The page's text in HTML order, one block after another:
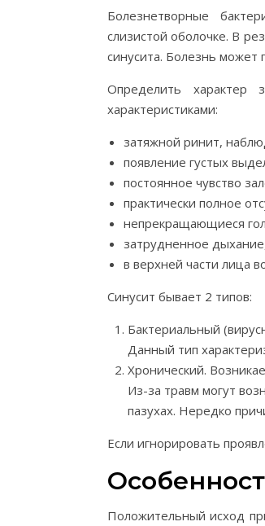
Болезнетворные
слизистой оболочке. В
синусита. Болезнь может
Определить характер
характеристиками:
затяжной ринит,
появление густых
постоянное чувство
практически полное
непрекращающиеся
затрудненное
в верхней части лица
Синусит бывает 2 типов:
Бактериальный
Данный тип
Хронический.
Из-за травм могут
пазухах. Нередко
Если игнорировать
Положительный исход